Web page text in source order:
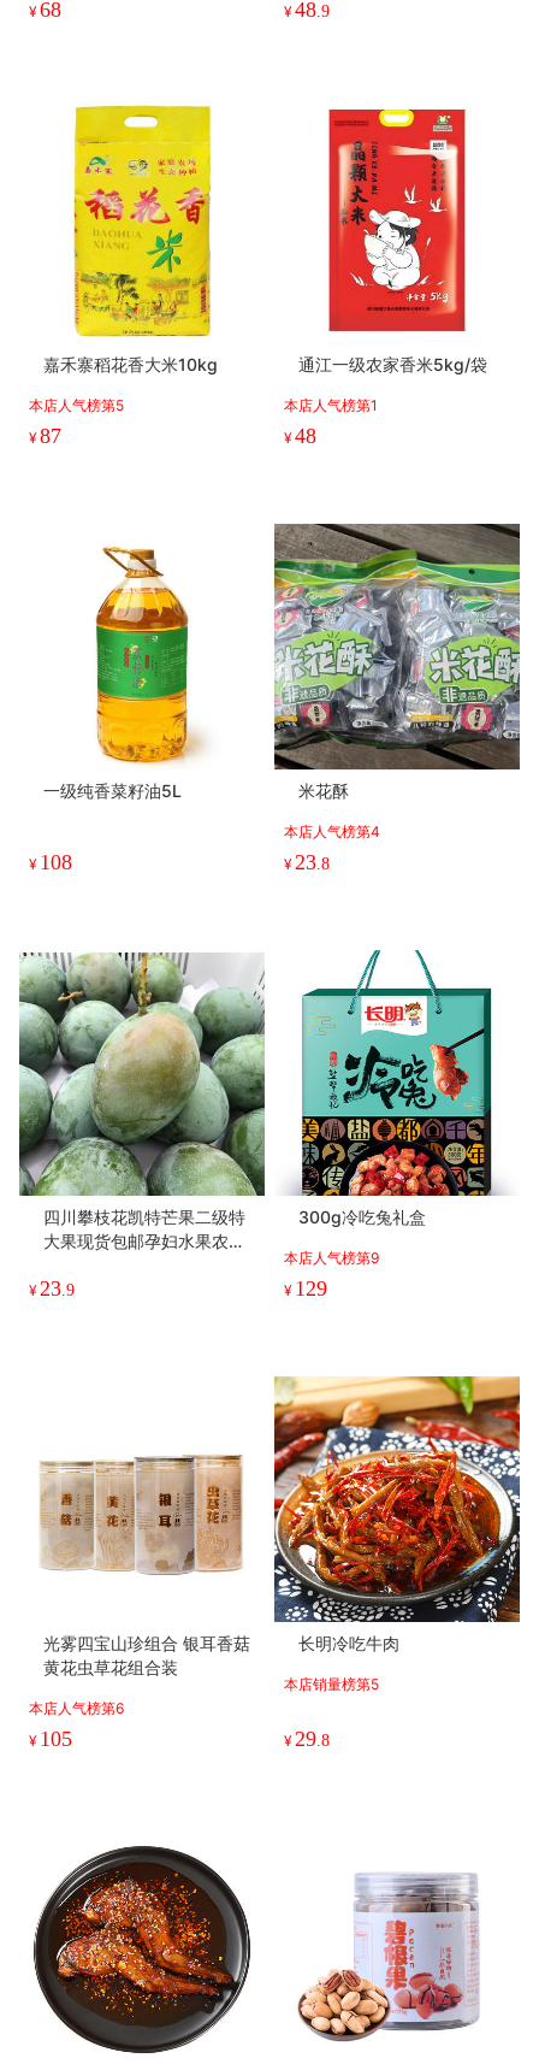
¥68 ¥48.9
嘉禾寨稻花香大米10kg
本店人气榜第5
¥87
通江一级农家香米5kg/袋
本店人气榜第1
¥48
一级纯香菜籽油5L
¥ 108
米花酥
本店人气榜第4
¥23.8
四川攀枝花凯特芒果二级特
大果现货包邮孕妇水果农家
¥23.9
300g冷吃兔礼盒
本店人气榜第9
¥ 129
光雾四宝山珍组合 银耳香菇
黄花虫草花组合装
本店人气榜第6
¥ 105
长明冷吃牛肉
本店销量榜第5
¥29.8